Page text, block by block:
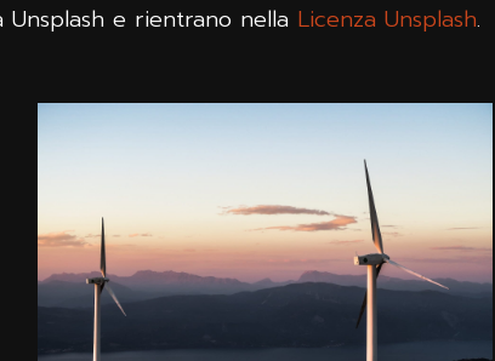
e rientrano nella Licenza Unsplash.